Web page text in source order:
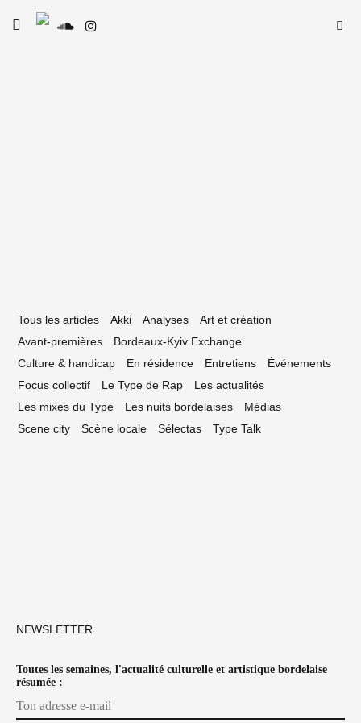
Skip
toggle
Tous les articles Akki Analyses
Art et création
Avant-premières
Bordeaux-Kyiv Exchange
Culture & handicap
En résidence Entretiens
Événements
Focus collectif
Le Type de Rap
Les actualités
Les mixes du Type
Les nuits bordelaises
Médias
Scene city
Scène locale Sélectas Type Talk
NEWSLETTER
Toutes les semaines, l'actualité culturelle et artistique bordelaise
résumée :